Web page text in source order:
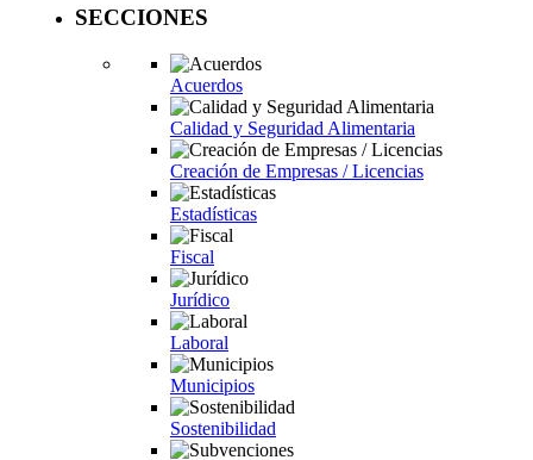
SECCIONES
Acuerdos
Calidad y Seguridad Alimentaria
Creación de Empresas / Licencias
Estadísticas
Fiscal
Jurídico
Laboral
Municipios
Sostenibilidad